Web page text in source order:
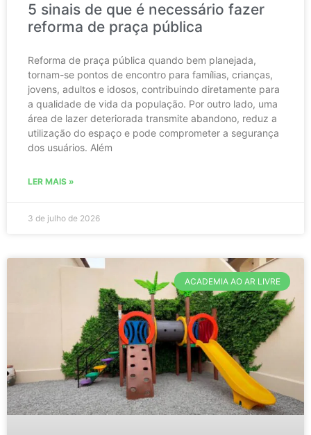
5 sinais de que é necessário fazer
reforma de praça pública
Reforma de praça pública quando bem planejada,
tornam-se pontos de encontro para famílias, crianças,
jovens, adultos e idosos, contribuindo diretamente para
a qualidade de vida da população. Por outro lado, uma
área de lazer deteriorada transmite abandono, reduz a
utilização do espaço e pode comprometer a segurança
dos usuários. Além
LER MAIS »
3 de julho de 2026
ACADEMIA AO AR LIVRE